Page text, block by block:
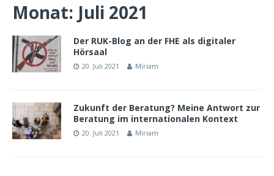
Monat: Juli 2021
Der RUK-Blog an der FHE als digitaler
Hörsaal
20. Juli 2021 Miriam
Zukunft der Beratung? Meine Antwort zur
Beratung im internationalen Kontext
20. Juli 2021 Miriam